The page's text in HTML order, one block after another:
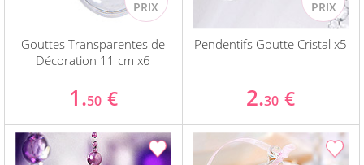
Gouttes Transparentes de
Décoration 11 cm x6
1.50 €
Pendentifs Goutte Cristal x5
2.30 €